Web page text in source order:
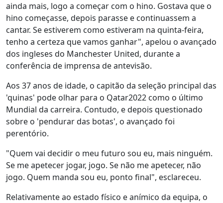
ainda mais, logo a começar com o hino. Gostava que o
hino começasse, depois parasse e continuassem a
cantar. Se estiverem como estiveram na quinta-feira,
tenho a certeza que vamos ganhar", apelou o avançado
dos ingleses do Manchester United, durante a
conferência de imprensa de antevisão.
Aos 37 anos de idade, o capitão da seleção principal das
'quinas' pode olhar para o Qatar2022 como o último
Mundial da carreira. Contudo, e depois questionado
sobre o 'pendurar das botas', o avançado foi
perentório.
"Quem vai decidir o meu futuro sou eu, mais ninguém.
Se me apetecer jogar, jogo. Se não me apetecer, não
jogo. Quem manda sou eu, ponto final", esclareceu.
Relativamente ao estado físico e anímico da equipa, o